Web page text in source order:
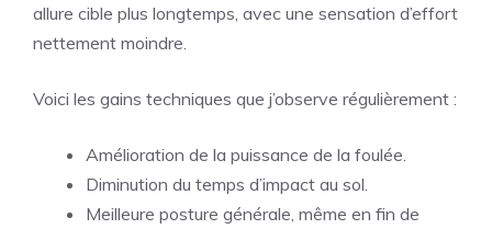
allure cible plus longtemps, avec une sensation d’effort
nettement moindre.
Voici les gains techniques que j’observe régulièrement :
Amélioration de la puissance de la foulée.
Diminution du temps d’impact au sol.
Meilleure posture générale, même en fin de